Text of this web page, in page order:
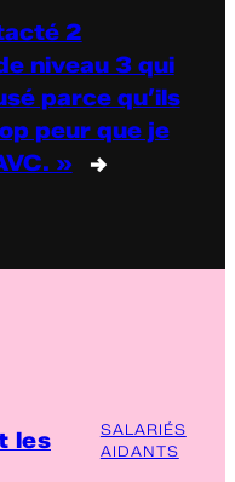
2
niveau 3 qui
parce qu’ils
peur que je
»
→
les
SALARIÉS
AIDANTS